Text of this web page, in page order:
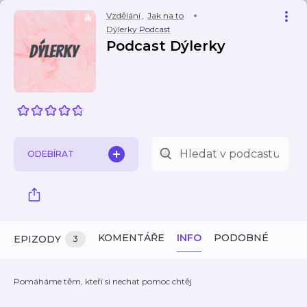
Vzdělání, Jak na to
Dýlerky Podcast
Podcast Dýlerky
ODEBÍRAT
EPIZODY 3 KOMENTÁŘE INFO PODOBNÉ
Pomáháme těm, kteří si nechat pomoc chtěj